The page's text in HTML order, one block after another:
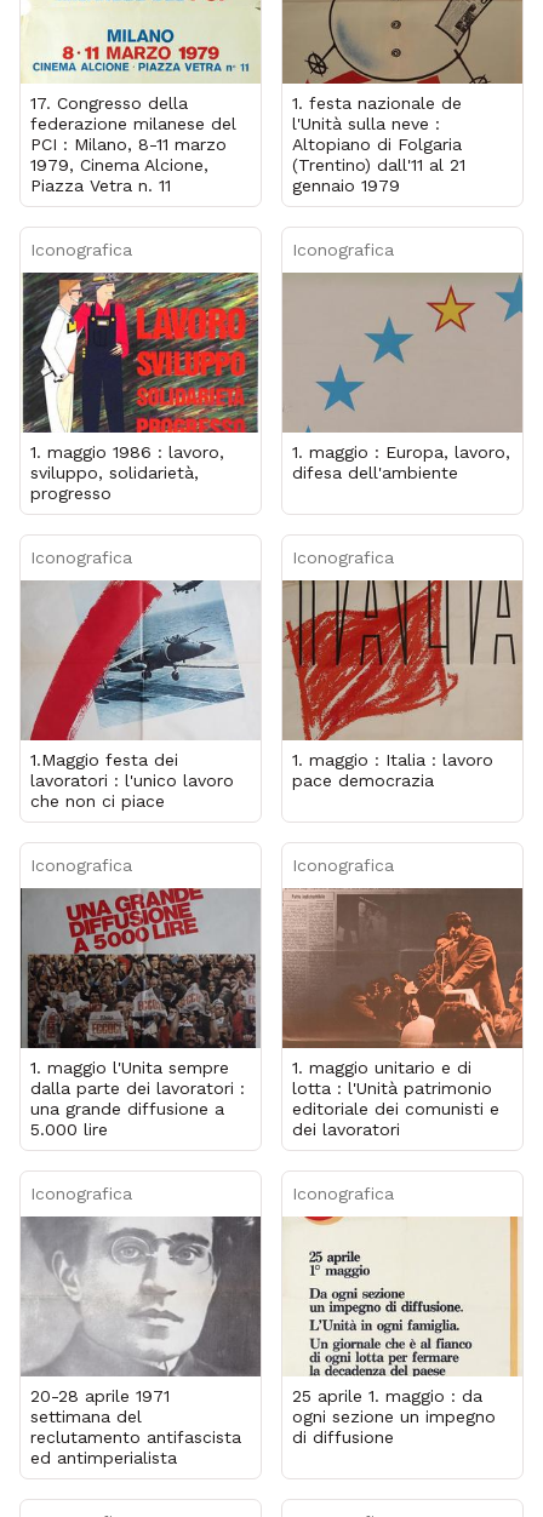
17. Congresso della
federazione milanese del
PCI : Milano, 8-11 marzo
1979, Cinema Alcione,
Piazza Vetra n. 11
1. festa nazionale de
l'Unità sulla neve :
Altopiano di Folgaria
(Trentino) dall'11 al 21
gennaio 1979
Iconografica
1. maggio 1986 : lavoro,
sviluppo, solidarietà,
progresso
Iconografica
1. maggio : Europa, lavoro,
difesa dell'ambiente
Iconografica
1.Maggio festa dei
lavoratori : l'unico lavoro
che non ci piace
Iconografica
1. maggio : Italia : lavoro
pace democrazia
Iconografica
1. maggio l'Unita sempre
dalla parte dei lavoratori :
una grande diffusione a
5.000 lire
Iconografica
1. maggio unitario e di
lotta : l'Unità patrimonio
editoriale dei comunisti e
dei lavoratori
Iconografica
20-28 aprile 1971
settimana del
reclutamento antifascista
ed antimperialista
Iconografica
25 aprile 1. maggio : da
ogni sezione un impegno
di diffusione